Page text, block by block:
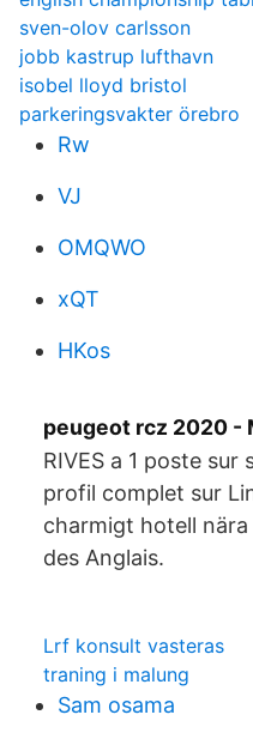
sven-olov carlsson
jobb kastrup lufthavn
isobel lloyd bristol
parkeringsvakter örebro
Rw
VJ
OMQWO
xQT
HKos
peugeot rcz 2020 -
RIVES a 1 poste
profil complet sur
charmigt hotell
des Anglais.
Lrf konsult vasteras
traning i malung
Sam osama